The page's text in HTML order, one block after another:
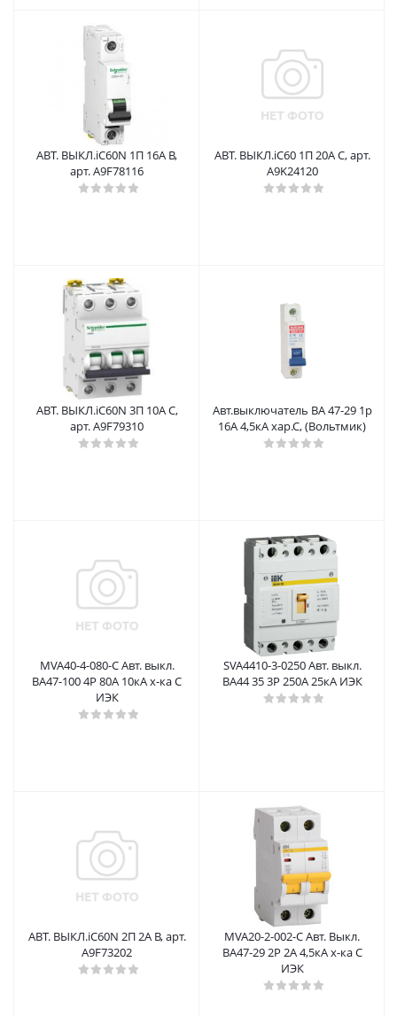
АВТ. ВЫКЛ.iC60N 1П 16A B,
арт. A9F78116
АВТ. ВЫКЛ.iC60 1П 20A C, арт.
A9K24120
АВТ. ВЫКЛ.iC60N 3П 10A C,
арт. A9F79310
Авт.выключатель ВА 47-29 1р
16А 4,5кА хар.С, (Вольтмик)
MVA40-4-080-C Авт. выкл.
ВА47-100 4Р 80А 10кА х-ка С
ИЭК
SVA4410-3-0250 Авт. выкл.
ВА44 35 3Р 250А 25кА ИЭК
АВТ. ВЫКЛ.iC60N 2П 2A B, арт.
A9F73202
MVA20-2-002-C Авт. Выкл.
ВА47-29 2Р 2А 4,5кА х-ка С
ИЭК